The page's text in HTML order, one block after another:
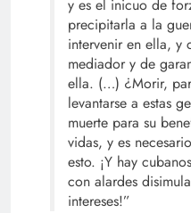
y es el inicuo de
precipitarla a la
intervenir en ella, y
mediador y de
ella. (…) ¿Morir,
levantarse a estas
muerte para su
vidas, y es
esto. ¡Y hay
con alardes
intereses!”